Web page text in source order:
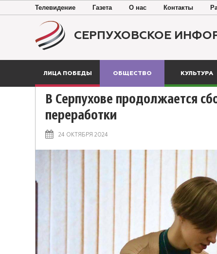
Телевидение Газета О нас Контакты
СЕРПУХОВСКОЕ
ЛИЦА ПОБЕДЫ ОБЩЕСТВО КУЛЬТУРА
В Серпухове продолжается
переработки
24 ОКТЯБРЯ 2024